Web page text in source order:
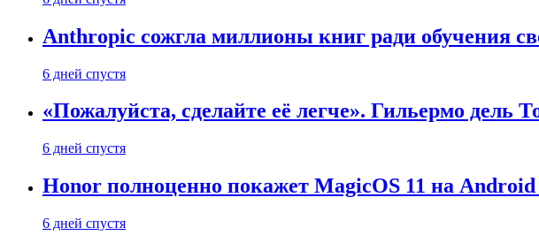
Anthropic сожгла миллионы книг ради обучения
6 дней спустя
«Пожалуйста, сделайте её легче». Гильермо дель
6 дней спустя
Honor полноценно покажет MagicOS 11 на Android
6 дней спустя